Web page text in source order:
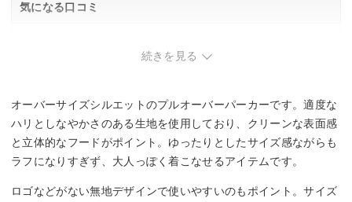
気になる口コミ
続きを見る
オーバーサイズシルエットのプルオーバーパーカーです。適度な
ハリとしなやかさのある生地を使用しており、クリーンな表面感
と立体的なフードがポイント。ゆったりとしたサイズ感ながらも
ラフになりすぎず、大人っぽく着こなせるアイテムです。
ロゴなどがない無地デザインで使いやすいのもポイント。サイズ